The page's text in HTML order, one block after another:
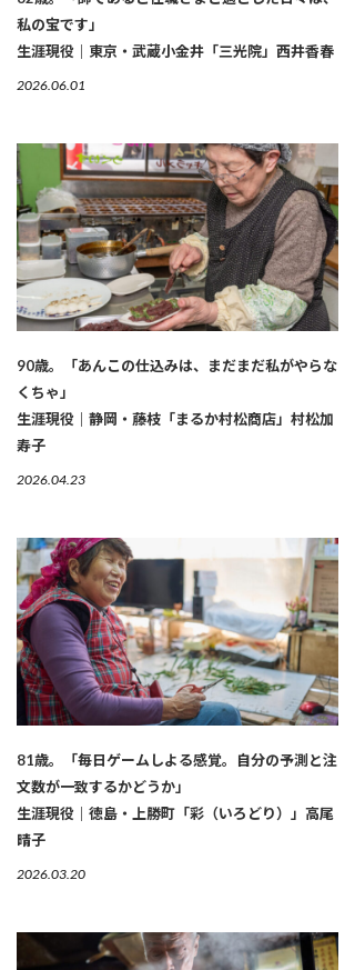
私の宝です」
生涯現役｜東京・武蔵小金井「三光院」西井香春
2026.06.01
90歳。「あんこの仕込みは、まだまだ私がやらな
くちゃ」
生涯現役｜静岡・藤枝「まるか村松商店」村松加
寿子
2026.04.23
81歳。「毎日ゲームしよる感覚。自分の予測と注
文数が一致するかどうか」
生涯現役｜徳島・上勝町「彩（いろどり）」高尾
晴子
2026.03.20